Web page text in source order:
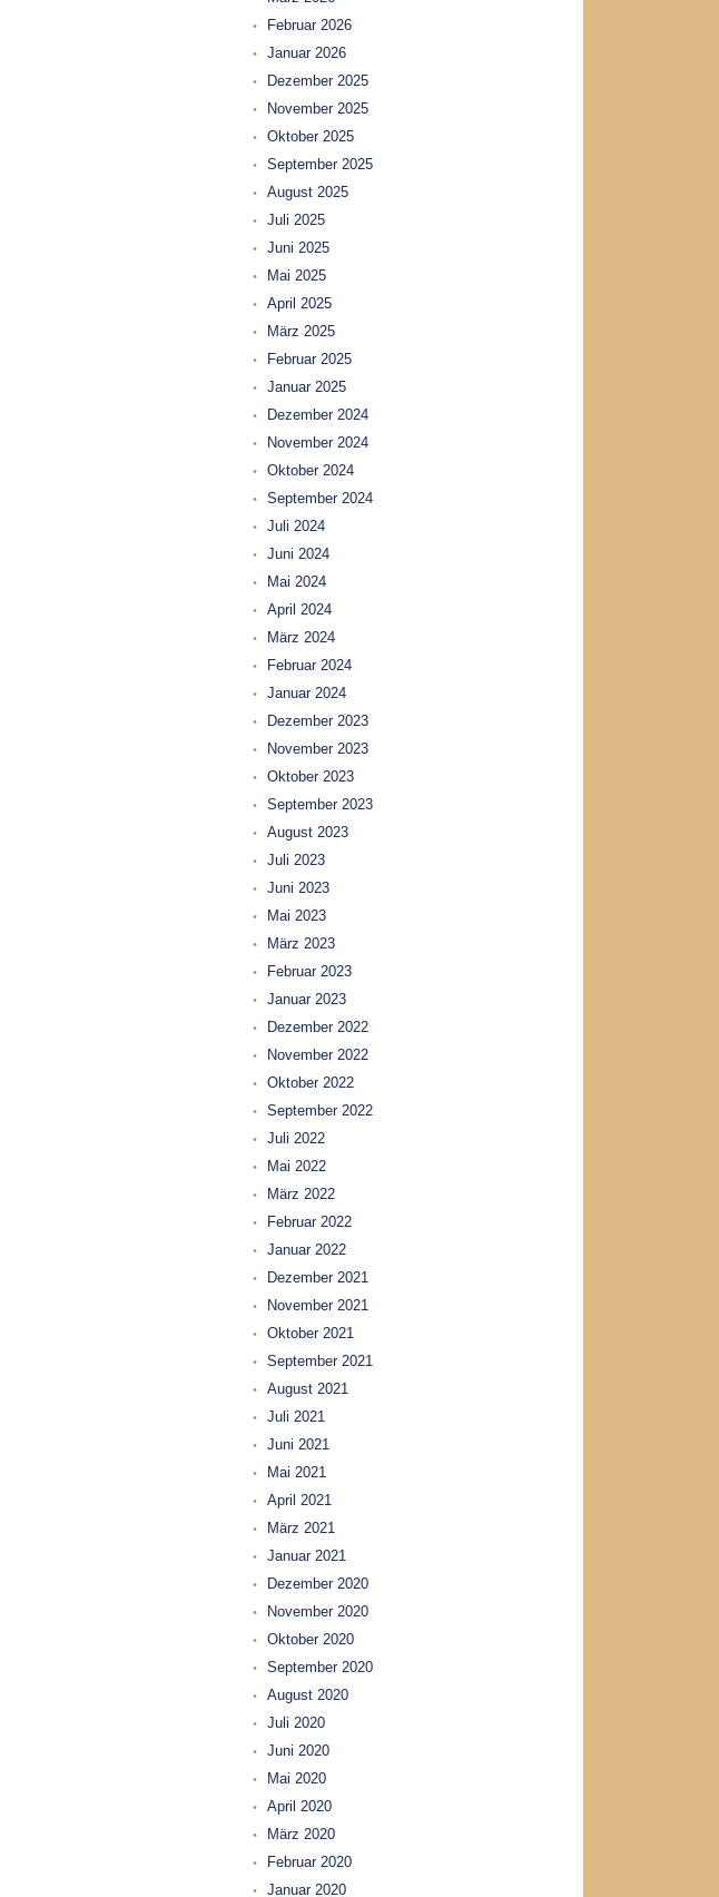
Februar 2026
Januar 2026
Dezember 2025
November 2025
Oktober 2025
September 2025
August 2025
Juli 2025
Juni 2025
Mai 2025
April 2025
März 2025
Februar 2025
Januar 2025
Dezember 2024
November 2024
Oktober 2024
September 2024
Juli 2024
Juni 2024
Mai 2024
April 2024
März 2024
Februar 2024
Januar 2024
Dezember 2023
November 2023
Oktober 2023
September 2023
August 2023
Juli 2023
Juni 2023
Mai 2023
März 2023
Februar 2023
Januar 2023
Dezember 2022
November 2022
Oktober 2022
September 2022
Juli 2022
Mai 2022
März 2022
Februar 2022
Januar 2022
Dezember 2021
November 2021
Oktober 2021
September 2021
August 2021
Juli 2021
Juni 2021
Mai 2021
April 2021
März 2021
Januar 2021
Dezember 2020
November 2020
Oktober 2020
September 2020
August 2020
Juli 2020
Juni 2020
Mai 2020
April 2020
März 2020
Februar 2020
Januar 2020